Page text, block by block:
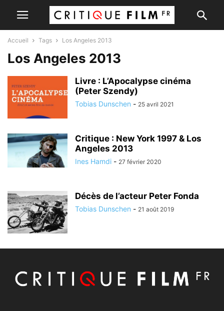
Accueil Tags Los Angeles 2013
Los Angeles 2013
Livre : L’Apocalypse cinéma
(Peter Szendy)
Tobias Dunschen - 25 avril 2021
Critique : New York 1997 & Los
Angeles 2013
Ines Hamdi - 27 février 2020
Décès de l’acteur Peter Fonda
Tobias Dunschen - 21 août 2019